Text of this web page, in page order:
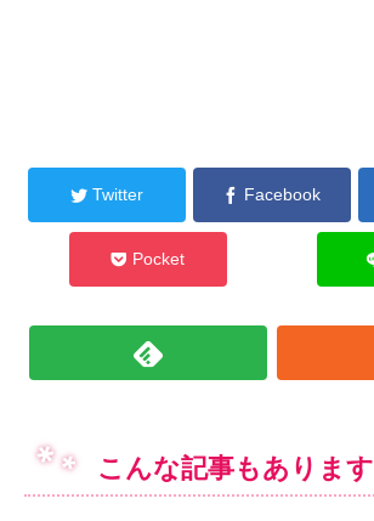
Twitter Facebook
Pocket
こんな記事もあります